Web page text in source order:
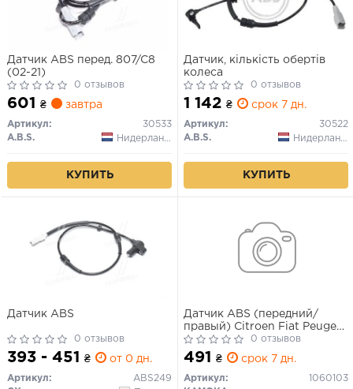
Датчик ABS перед. 807/C8
(02-21)
0 отзывов
601 ₴ завтра
Артикул:
30533
A.B.S.
Нидерланды
КУПИТЬ
Датчик, кількість обертів
колеса
0 отзывов
1 142 ₴ срок 7 дн.
Артикул:
30522
A.B.S.
Нидерланды
КУПИТЬ
Датчик ABS
0 отзывов
393 - 451 ₴ от 0 дн.
Артикул:
ABS249
Датчик ABS (передний/
правый) Citroen Fiat Peugeot
02-
0 отзывов
491 ₴ срок 7 дн.
Артикул:
1060103